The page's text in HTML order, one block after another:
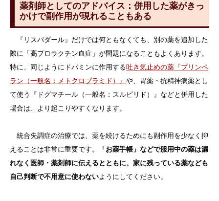
薬剤師としてのアドバイス：併用した薬がきっ
かけで副作用が現れることもある
『リスパダール』だけでは何ともなくても、別の薬を追加した
際に「高プロラクチン血症」が問題になることもよくあります。
特に、同じようにドパミンに作用する吐き気止めの薬『プリンペ
ラン（一般名：メトクロプラミド）』 や、胃薬・抗精神病薬とし
て使う『ドグマチール（一般名：スルピリド）』などと併用した
場合は、より起こりやすくなります。
統合失調症の治療では、薬を続けるためにも副作用を少なく抑
えることは非常に重要です。
「お薬手帳」などで服用中の薬は漏
れなく医師・薬剤師に伝えるとともに、家に残っている薬なども
自己判断で不用意に使わないようにしてください。